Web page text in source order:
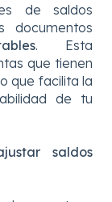
de saldos
documentos
. Esta
que tienen
que facilita la
de tu
saldos